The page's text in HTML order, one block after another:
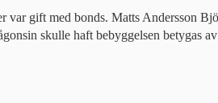
gift med bonds. Matts Andersson
skulle haft bebyggelsen betygas